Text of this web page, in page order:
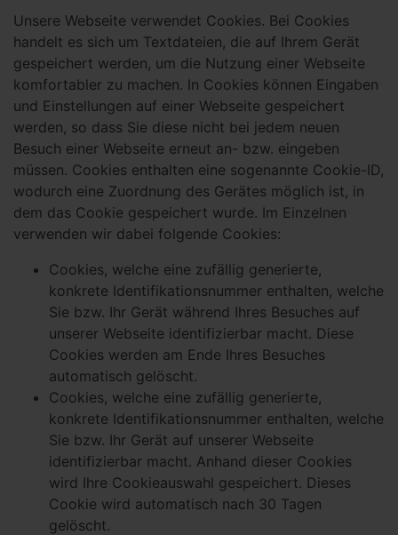
Unsere Webseite verwendet Cookies. Bei Cookies
handelt es sich um Textdateien, die auf Ihrem Gerät
gespeichert werden, um die Nutzung einer Webseite
komfortabler zu machen. In Cookies können Eingaben
und Einstellungen auf einer Webseite gespeichert
werden, so dass Sie diese nicht bei jedem neuen
Besuch einer Webseite erneut an- bzw. eingeben
müssen. Cookies enthalten eine sogenannte Cookie-ID,
wodurch eine Zuordnung des Gerätes möglich ist, in
dem das Cookie gespeichert wurde. Im Einzelnen
verwenden wir dabei folgende Cookies:
Cookies, welche eine zufällig generierte,
konkrete Identifikationsnummer enthalten, welche
Sie bzw. Ihr Gerät während Ihres Besuches auf
unserer Webseite identifizierbar macht. Diese
Cookies werden am Ende Ihres Besuches
automatisch gelöscht.
Cookies, welche eine zufällig generierte,
konkrete Identifikationsnummer enthalten, welche
Sie bzw. Ihr Gerät auf unserer Webseite
identifizierbar macht. Anhand dieser Cookies
wird Ihre Cookieauswahl gespeichert. Dieses
Cookie wird automatisch nach 30 Tagen
gelöscht.